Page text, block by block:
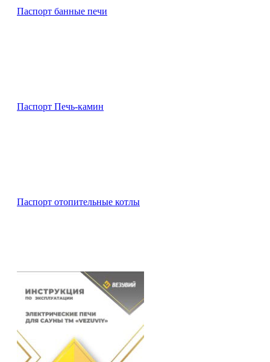
Паспорт банные печи
Паспорт Печь-камин
Паспорт отопительные котлы